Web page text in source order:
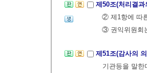
제50조(처리결
② 제1항에 따
③ 권익위원회
제51조(감사의
기관등을 말